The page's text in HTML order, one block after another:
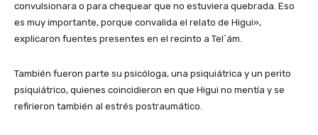
convulsionara o para chequear que no estuviera quebrada. Eso
es muy importante, porque convalida el relato de Higui»,
explicaron fuentes presentes en el recinto a Tel´ám.
También fueron parte su psicóloga, una psiquiátrica y un perito
psiquiátrico, quienes coincidieron en que Higui no mentía y se
refirieron también al estrés postraumático.